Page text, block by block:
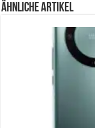
Ähnliche Artikel